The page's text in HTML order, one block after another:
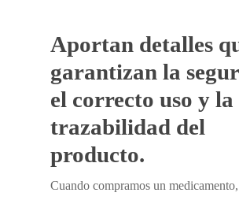
Aportan detalles
garantizan la
el correcto uso y la
trazabilidad del
producto.
Cuando compramos un